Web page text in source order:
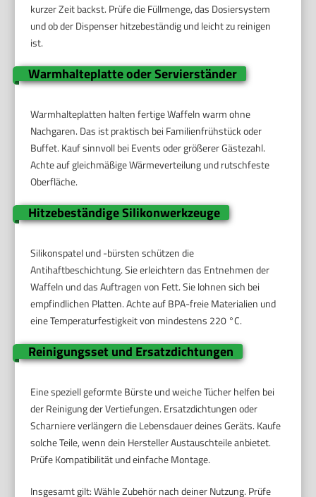
kurzer Zeit backst. Prüfe die Füllmenge, das Dosiersystem
und ob der Dispenser hitzebeständig und leicht zu reinigen
ist.
Warmhalteplatte oder Servierständer
Warmhalteplatten halten fertige Waffeln warm ohne
Nachgaren. Das ist praktisch bei Familienfrühstück oder
Buffet. Kauf sinnvoll bei Events oder größerer Gästezahl.
Achte auf gleichmäßige Wärmeverteilung und rutschfeste
Oberfläche.
Hitzebeständige Silikonwerkzeuge
Silikonspatel und -bürsten schützen die
Antihaftbeschichtung. Sie erleichtern das Entnehmen der
Waffeln und das Auftragen von Fett. Sie lohnen sich bei
empfindlichen Platten. Achte auf BPA-freie Materialien und
eine Temperaturfestigkeit von mindestens 220 °C.
Reinigungsset und Ersatzdichtungen
Eine speziell geformte Bürste und weiche Tücher helfen bei
der Reinigung der Vertiefungen. Ersatzdichtungen oder
Scharniere verlängern die Lebensdauer deines Geräts. Kaufe
solche Teile, wenn dein Hersteller Austauschteile anbietet.
Prüfe Kompatibilität und einfache Montage.
Insgesamt gilt: Wähle Zubehör nach deiner Nutzung. Prüfe